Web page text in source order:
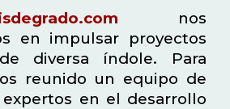
nos
en impulsar proyectos
diversa índole. Para
reunido un equipo de
expertos en el desarrollo